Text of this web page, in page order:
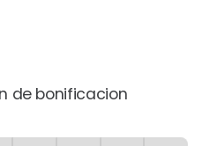
de bonificacion